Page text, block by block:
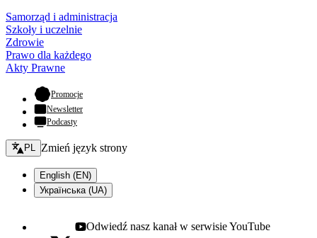
Samorząd i administracja
Szkoły i uczelnie
Zdrowie
Prawo dla każdego
Akty Prawne
Promocje- otwiera się w nowej karcie
Newsletter
Podcasty
Zmień język - bieżący:
PL Zmień język strony
English (EN)
Українська (UA)
Youtube - otwiera się w nowej karcie
Odwiedź nasz kanał w serwisie YouTube